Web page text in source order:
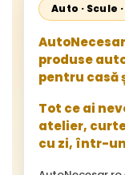
Auto · Scule
produse
pentru casă
Tot ce ai
atelier,
cu zi, într-